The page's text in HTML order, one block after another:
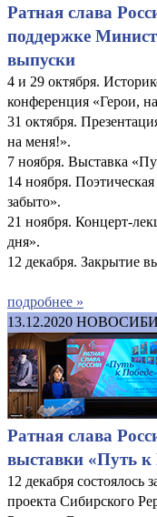
Ратная слава
поддержке
выпуски
4 и 29 октября.
конференция «Герои,
31 октября.
на меня!».
7 ноября. Выставка
14 ноября.
забыто».
21 ноября. Концерт-
дня».
12 декабря. Закрытие
подробнее »
13.12.2020
Ратная слава
выставки «Путь к
12 декабря
проекта Сибирского